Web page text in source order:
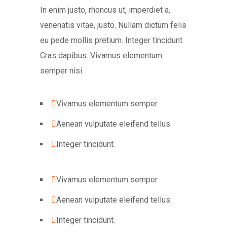
In enim justo, rhoncus ut, imperdiet a,
venenatis vitae, justo. Nullam dictum felis
eu pede mollis pretium. Integer tincidunt.
Cras dapibus. Vivamus elementum
semper nisi.
Vivamus elementum semper.
Aenean vulputate eleifend tellus.
Integer tincidunt.
Vivamus elementum semper.
Aenean vulputate eleifend tellus.
Integer tincidunt.